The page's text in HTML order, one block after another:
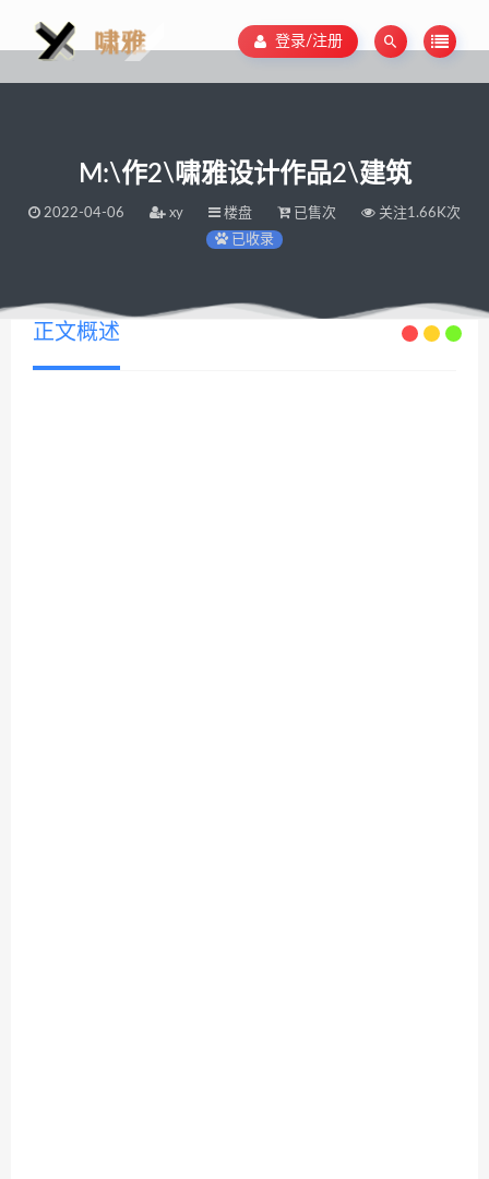
登录/注册
M:\作2\啸雅设计作品2\建筑
2022-04-06 xy 楼盘 已售次
关注1.66K次
已收录
正文概述